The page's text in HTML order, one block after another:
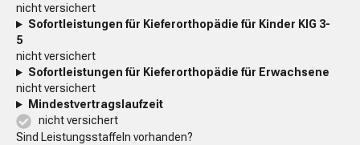
nicht versichert
Sofortleistungen für Kieferorthopädie für Kinder KIG 3-
5
nicht versichert
Sofortleistungen für Kieferorthopädie für Erwachsene
nicht versichert
Mindestvertragslaufzeit
nicht versichert
Sind Leistungsstaffeln vorhanden?